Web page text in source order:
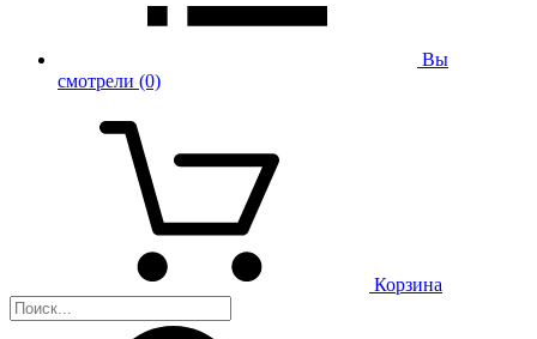
Вы
смотрели (0)
Корзина